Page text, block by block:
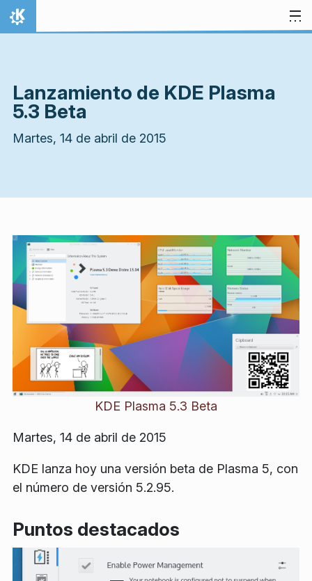
Ir al contenido
Inicio
Lanzamiento de KDE Plasma
5.3 Beta
Martes, 14 de abril de 2015
KDE Plasma 5.3 Beta
Martes, 14 de abril de 2015
KDE lanza hoy una versión beta de Plasma 5, con
el número de versión 5.2.95.
Puntos destacados